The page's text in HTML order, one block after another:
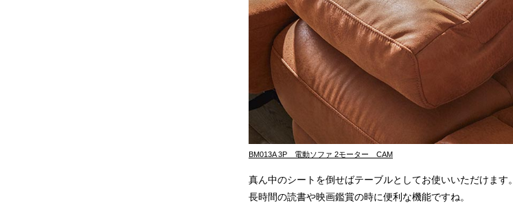
BM013A 3P 電動ソファ 2モーター CAM
真ん中のシートを倒せばテーブルとしてお使いいただけます。
長時間の読書や映画鑑賞の時に便利な機能ですね。